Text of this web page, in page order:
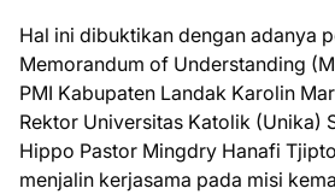
Hal ini dibuktikan dengan adanya
Memorandum of Understanding
PMI Kabupaten Landak Karolin
Rektor Universitas Katolik (Unika)
Hippo Pastor Mingdry Hanafi
menjalin kerjasama pada misi